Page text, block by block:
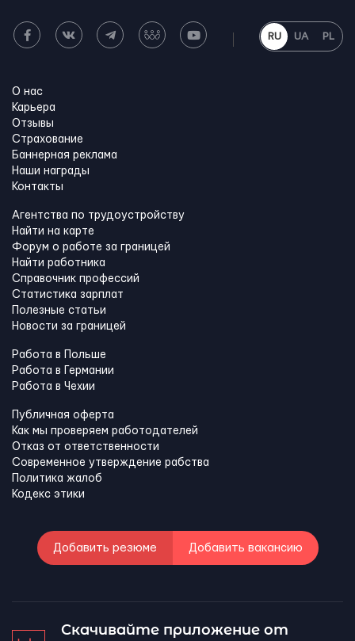
RU UA PL
О нас
Карьера
Отзывы
Страхование
Баннерная реклама
Наши награды
Контакты
Агентства по трудоустройству
Найти на карте
Форум о работе за границей
Найти работника
Справочник профессий
Статистика зарплат
Полезные статьи
Новости за границей
Работа в Польше
Работа в Германии
Работа в Чехии
Публичная оферта
Как мы проверяем работодателей
Отказ от ответственности
Современное утверждение рабства
Политика жалоб
Кодекс этики
Добавить резюме Добавить вакансию
Скачивайте приложение от